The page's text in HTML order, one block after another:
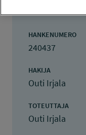
HANKENUMERO
240437
HAKIJA
Outi Irjala
TOTEUTTAJA
Outi Irjala